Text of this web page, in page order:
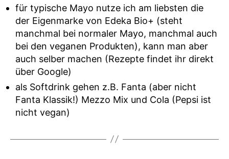
für typische Mayo nutze ich am liebsten die
der Eigenmarke von Edeka Bio+ (steht
manchmal bei normaler Mayo, manchmal auch
bei den veganen Produkten), kann man aber
auch selber machen (Rezepte findet ihr direkt
über Google)
als Softdrink gehen z.B. Fanta (aber nicht
Fanta Klassik!) Mezzo Mix und Cola (Pepsi ist
nicht vegan)